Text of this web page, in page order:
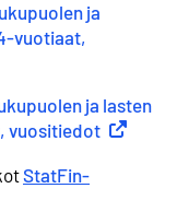
ja
vuotiaat,
ja lasten
vuositiedot
StatFin-